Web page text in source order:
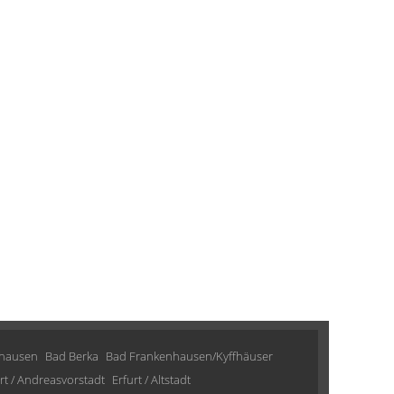
Bad Berka Bad Frankenhausen/Kyffhäuser
/ Andreasvorstadt Erfurt / Altstadt